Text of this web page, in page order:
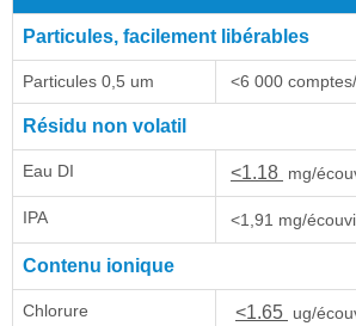
Particules, facilement libérables
Particules 0,5 um <6 000
Résidu non volatil
Eau DI <1.18 mg/
IPA <1,91 mg/
Contenu ionique
Chlorure <1.65 ug/